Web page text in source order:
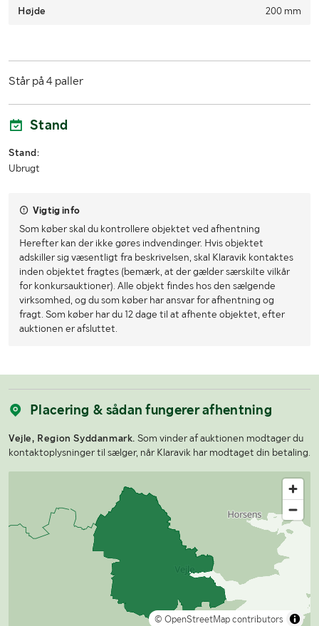
Højde 200 mm
Står på 4 paller
Stand
Stand:
Ubrugt
Vigtig info
Som køber skal du kontrollere objektet ved afhentning
Herefter kan der ikke gøres indvendinger. Hvis objektet
adskiller sig væsentligt fra beskrivelsen, skal Klaravik kontaktes
inden objektet fragtes (bemærk, at der gælder særskilte vilkår
for konkursauktioner). Alle objekt findes hos den sælgende
virksomhed, og du som køber har ansvar for afhentning og
fragt. Som køber har du 12 dage til at afhente objektet, efter
auktionen er afsluttet.
Placering & sådan fungerer afhentning
Vejle, Region Syddanmark. Som vinder af auktionen modtager du
kontaktoplysninger til sælger, når Klaravik har modtaget din betaling.
© OpenStreetMap contributors